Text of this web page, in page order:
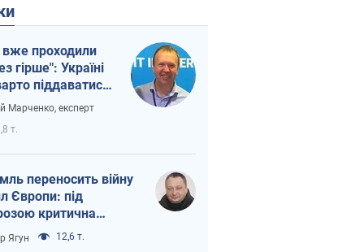
проходили
гірше": Україні
піддаватися
через
Марченко, експерт
т.
переносить війну
Європи: під
критична
Ягун 12,6 т.